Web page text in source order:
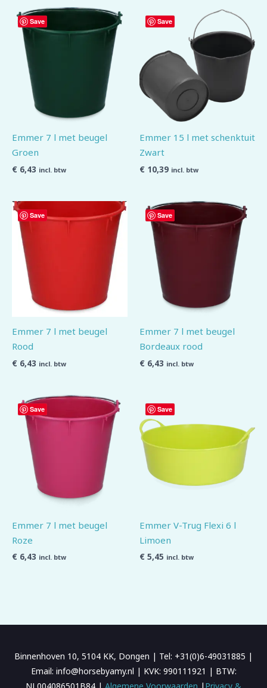
Save
Emmer 7 l met beugel
Groen
€ 6,43 incl. btw
Save
Emmer 15 l met schenktuit
Zwart
€ 10,39 incl. btw
Save
Emmer 7 l met beugel
Rood
€ 6,43 incl. btw
Save
Emmer 7 l met beugel
Bordeaux rood
€ 6,43 incl. btw
Save
Emmer 7 l met beugel
Roze
€ 6,43 incl. btw
Save
Emmer V-Trug Flexi 6 l
Limoen
€ 5,45 incl. btw
Binnenhoven 10, 5104 KK, Dongen | Tel: +31(0)6-49031885 |
Email: info@horsebyamy.nl | KVK: 990111921 | BTW:
NL004086501B84 | Algemene Voorwaarden | Privacy &